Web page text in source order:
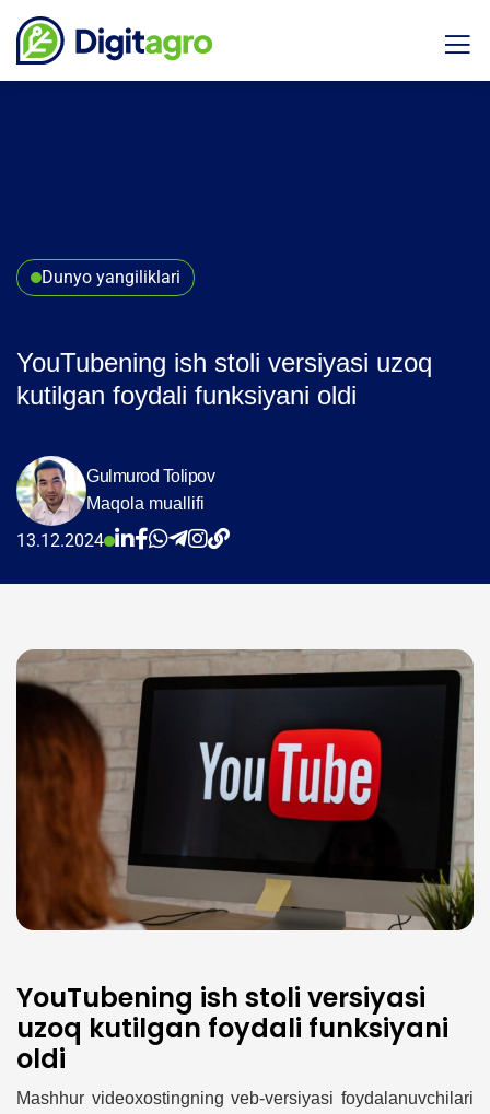
Dunyo yangiliklari
YouTubening ish stoli versiyasi uzoq
kutilgan foydali funksiyani oldi
Gulmurod Tolipov
Maqola muallifi
13.12.2024
YouTubening ish stoli versiyasi
uzoq kutilgan foydali funksiyani
oldi
Mashhur videoxostingning veb-versiyasi foydalanuvchilari